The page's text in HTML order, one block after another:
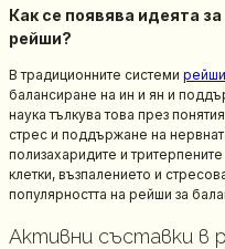
Как се появява идеята
рейши?
В традиционните системи рейши
балансиране на ин и ян и
наука тълкува това през
стрес и поддържане на
полизахаридите и
клетки, възпалението и
популярността на рейши за
Активни съставки в